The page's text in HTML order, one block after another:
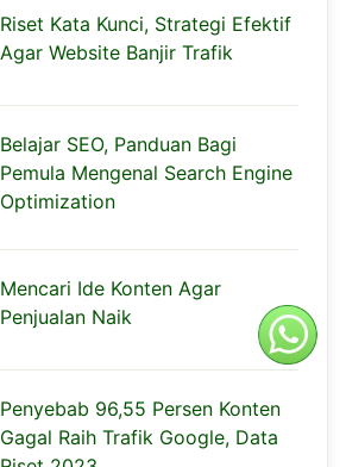
Riset Kata Kunci, Strategi Efektif
Agar Website Banjir Trafik
Belajar SEO, Panduan Bagi
Pemula Mengenal Search Engine
Optimization
Mencari Ide Konten Agar
Penjualan Naik
Penyebab 96,55 Persen Konten
Gagal Raih Trafik Google, Data